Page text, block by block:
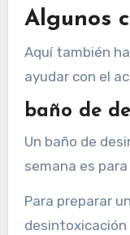
Algunos
Aquí también
ayudar con el
baño de
Un baño de
semana es
Para preparar